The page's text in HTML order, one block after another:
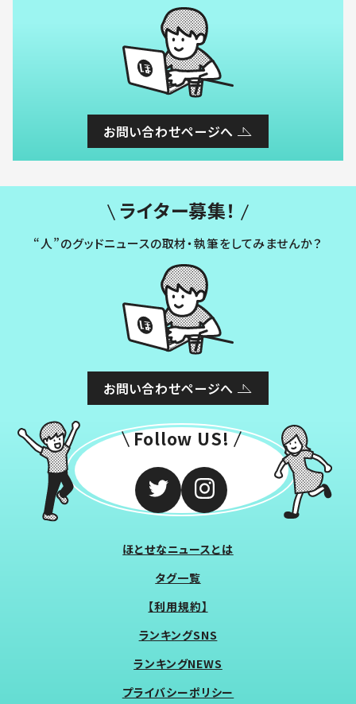
お問い合わせページへ
ライター募集！
“人”のグッドニュースの取材・執筆をしてみませんか？
お問い合わせページへ
Follow US!
ほとせなニュースとは
タグ一覧
【利用規約】
ランキングSNS
ランキングNEWS
プライバシーポリシー